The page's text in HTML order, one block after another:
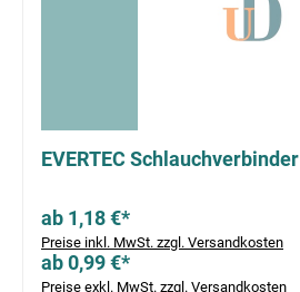
EVERTEC Schlauchverbinder
ab 1,18 €*
Preise inkl. MwSt. zzgl. Versandkosten
ab 0,99 €*
Preise exkl. MwSt. zzgl. Versandkosten